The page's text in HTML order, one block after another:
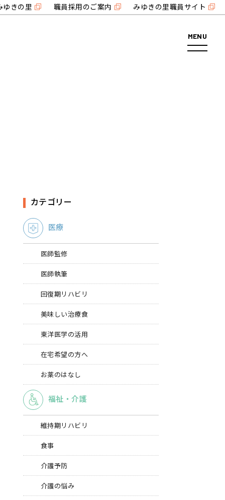
ゆきの里 職員採用のご案内 みゆきの里職員サイト
MENU
カテゴリー
医療
医師監修
医師執筆
回復期リハビリ
美味しい治療食
東洋医学の活用
在宅希望の方へ
お薬のはなし
福祉・介護
維持期リハビリ
食事
介護予防
介護の悩み